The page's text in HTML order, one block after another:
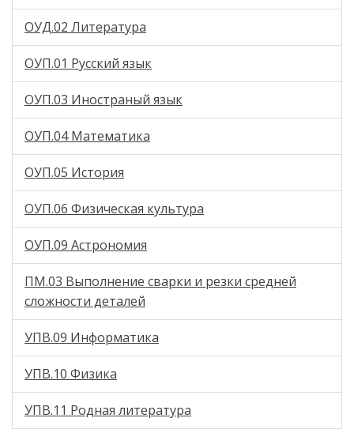
ОУД.02 Литература
ОУП.01 Русский язык
ОУП.03 Иностраный язык
ОУП.04 Математика
ОУП.05 История
ОУП.06 Физическая культура
ОУП.09 Астрономия
ПМ.03 Выполнение сварки и резки средней
сложности деталей
УПВ.09 Информатика
УПВ.10 Физика
УПВ.11 Родная литература